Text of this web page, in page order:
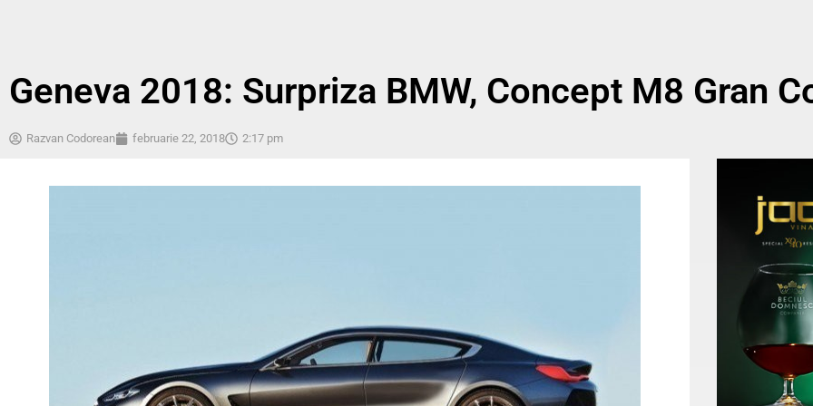
Geneva 2018: Surpriza BMW, Concept M8 Gran
Razvan Codorean februarie 22, 2018 2:17 pm